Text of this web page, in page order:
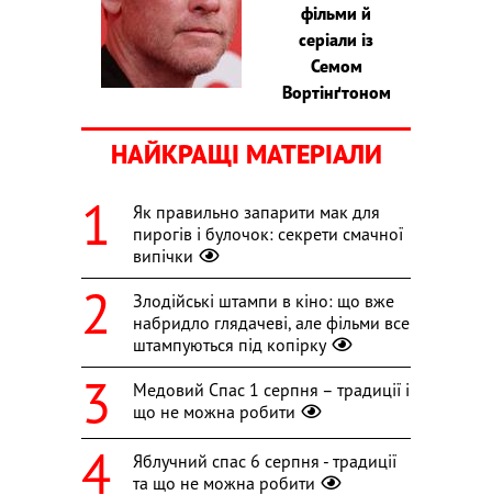
фільми й
серіали із
Семом
Вортінґтоном
НАЙКРАЩІ МАТЕРІАЛИ
Як правильно запарити мак для
пирогів і булочок: секрети смачної
випічки
Злодійські штампи в кіно: що вже
набридло глядачеві, але фільми все
штампуються під копірку
Медовий Спас 1 серпня – традиції і
що не можна робити
Яблучний спас 6 серпня - традиції
та що не можна робити